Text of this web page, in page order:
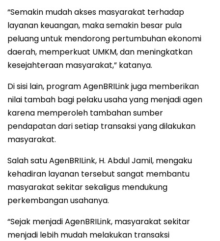
“Semakin mudah akses masyarakat terhadap
layanan keuangan, maka semakin besar pula
peluang untuk mendorong pertumbuhan ekonomi
daerah, memperkuat UMKM, dan meningkatkan
kesejahteraan masyarakat,” katanya.
Di sisi lain, program AgenBRILink juga memberikan
nilai tambah bagi pelaku usaha yang menjadi agen
karena memperoleh tambahan sumber
pendapatan dari setiap transaksi yang dilakukan
masyarakat.
Salah satu AgenBRILink, H. Abdul Jamil, mengaku
kehadiran layanan tersebut sangat membantu
masyarakat sekitar sekaligus mendukung
perkembangan usahanya.
“Sejak menjadi AgenBRILink, masyarakat sekitar
menjadi lebih mudah melakukan transaksi